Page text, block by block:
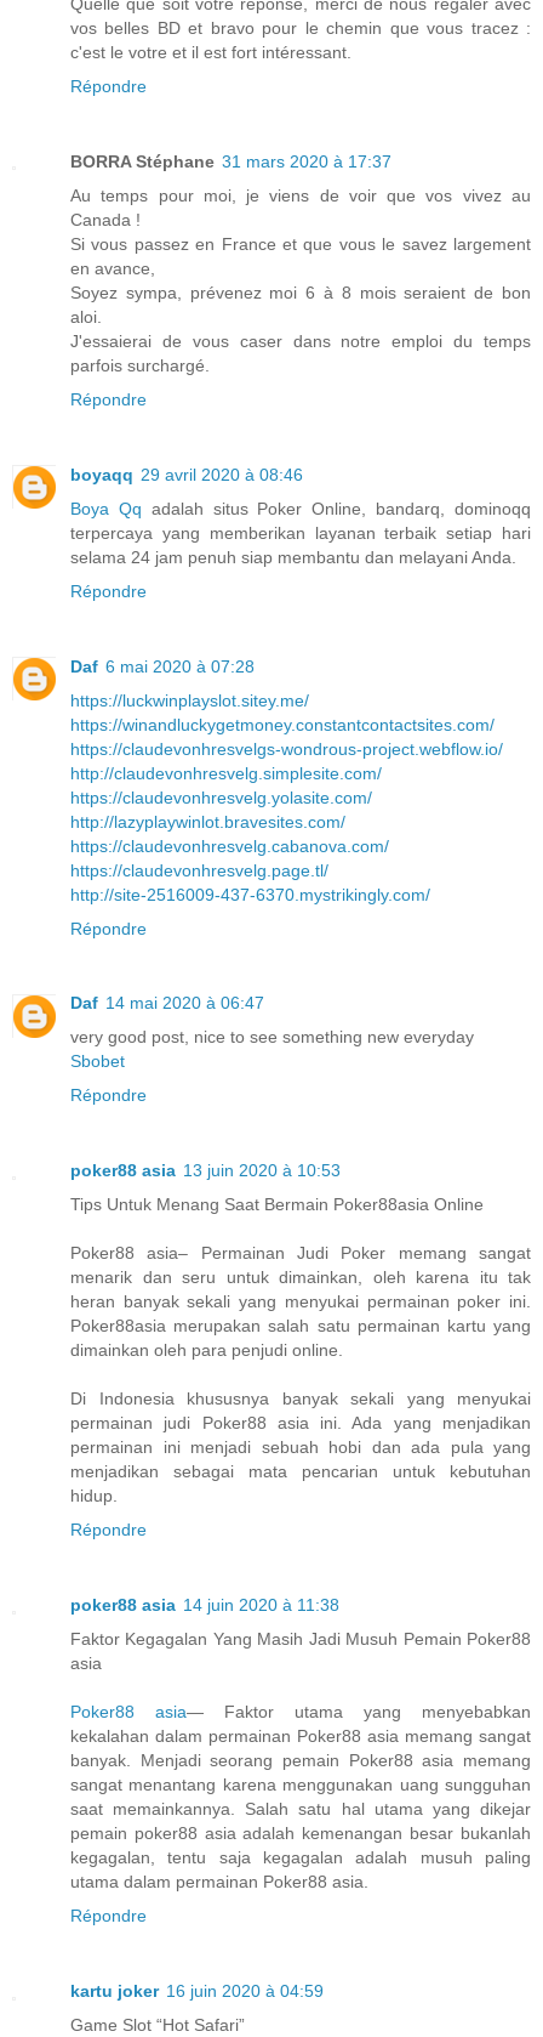
vos belles BD et bravo pour le chemin que vous tracez :
c'est le votre et il est fort intéressant.
Répondre
BORRA Stéphane 31 mars 2020 à 17:37
Au temps pour moi, je viens de voir que vos vivez au
Canada !
Si vous passez en France et que vous le savez largement
en avance,
Soyez sympa, prévenez moi 6 à 8 mois seraient de bon
aloi.
J'essaierai de vous caser dans notre emploi du temps
parfois surchargé.
Répondre
boyaqq 29 avril 2020 à 08:46
Boya Qq adalah situs Poker Online, bandarq, dominoqq
terpercaya yang memberikan layanan terbaik setiap hari
selama 24 jam penuh siap membantu dan melayani Anda.
Répondre
Daf 6 mai 2020 à 07:28
https://luckwinplayslot.sitey.me/
https://winandluckygetmoney.constantcontactsites.com/
https://claudevonhresvelgs-wondrous-project.webflow.io/
http://claudevonhresvelg.simplesite.com/
https://claudevonhresvelg.yolasite.com/
http://lazyplaywinlot.bravesites.com/
https://claudevonhresvelg.cabanova.com/
https://claudevonhresvelg.page.tl/
http://site-2516009-437-6370.mystrikingly.com/
Répondre
Daf 14 mai 2020 à 06:47
very good post, nice to see something new everyday
Sbobet
Répondre
poker88 asia 13 juin 2020 à 10:53
Tips Untuk Menang Saat Bermain Poker88asia Online
Poker88 asia– Permainan Judi Poker memang sangat
menarik dan seru untuk dimainkan, oleh karena itu tak
heran banyak sekali yang menyukai permainan poker ini.
Poker88asia merupakan salah satu permainan kartu yang
dimainkan oleh para penjudi online.
Di Indonesia khususnya banyak sekali yang menyukai
permainan judi Poker88 asia ini. Ada yang menjadikan
permainan ini menjadi sebuah hobi dan ada pula yang
menjadikan sebagai mata pencarian untuk kebutuhan
hidup.
Répondre
poker88 asia 14 juin 2020 à 11:38
Faktor Kegagalan Yang Masih Jadi Musuh Pemain Poker88
asia
Poker88 asia— Faktor utama yang menyebabkan
kekalahan dalam permainan Poker88 asia memang sangat
banyak. Menjadi seorang pemain Poker88 asia memang
sangat menantang karena menggunakan uang sungguhan
saat memainkannya. Salah satu hal utama yang dikejar
pemain poker88 asia adalah kemenangan besar bukanlah
kegagalan, tentu saja kegagalan adalah musuh paling
utama dalam permainan Poker88 asia.
Répondre
kartu joker 16 juin 2020 à 04:59
Game Slot “Hot Safari”